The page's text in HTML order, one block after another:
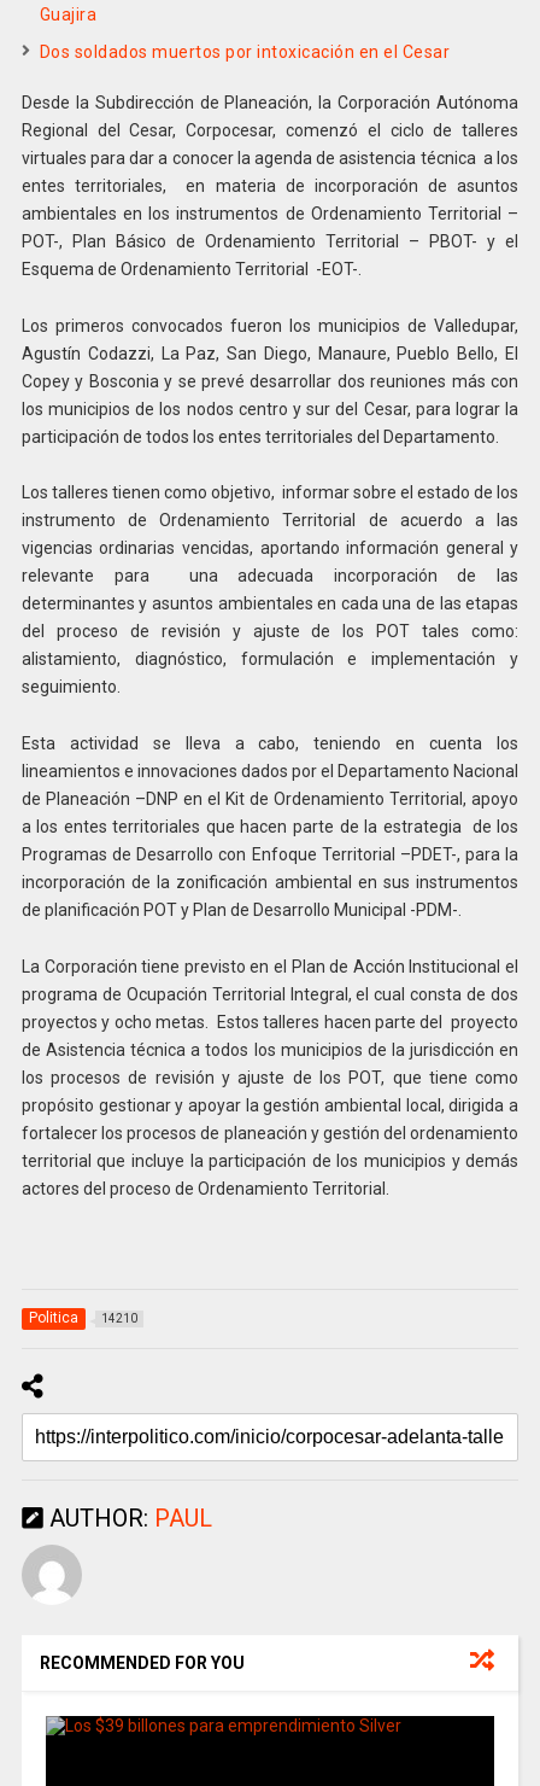
Guajira
Dos soldados muertos por intoxicación en el Cesar
Desde la Subdirección de Planeación, la Corporación Autónoma
Regional del Cesar, Corpocesar, comenzó el ciclo de talleres
virtuales para dar a conocer la agenda de asistencia técnica a los
entes territoriales, en materia de incorporación de asuntos
ambientales en los instrumentos de Ordenamiento Territorial –
POT-, Plan Básico de Ordenamiento Territorial – PBOT- y el
Esquema de Ordenamiento Territorial -EOT-.
Los primeros convocados fueron los municipios de Valledupar,
Agustín Codazzi, La Paz, San Diego, Manaure, Pueblo Bello, El
Copey y Bosconia y se prevé desarrollar dos reuniones más con
los municipios de los nodos centro y sur del Cesar, para lograr la
participación de todos los entes territoriales del Departamento.
Los talleres tienen como objetivo, informar sobre el estado de los
instrumento de Ordenamiento Territorial de acuerdo a las
vigencias ordinarias vencidas, aportando información general y
relevante para una adecuada incorporación de las
determinantes y asuntos ambientales en cada una de las etapas
del proceso de revisión y ajuste de los POT tales como:
alistamiento, diagnóstico, formulación e implementación y
seguimiento.
Esta actividad se lleva a cabo, teniendo en cuenta los
lineamientos e innovaciones dados por el Departamento Nacional
de Planeación –DNP en el Kit de Ordenamiento Territorial, apoyo
a los entes territoriales que hacen parte de la estrategia de los
Programas de Desarrollo con Enfoque Territorial –PDET-, para la
incorporación de la zonificación ambiental en sus instrumentos
de planificación POT y Plan de Desarrollo Municipal -PDM-.
La Corporación tiene previsto en el Plan de Acción Institucional el
programa de Ocupación Territorial Integral, el cual consta de dos
proyectos y ocho metas. Estos talleres hacen parte del proyecto
de Asistencia técnica a todos los municipios de la jurisdicción en
los procesos de revisión y ajuste de los POT, que tiene como
propósito gestionar y apoyar la gestión ambiental local, dirigida a
fortalecer los procesos de planeación y gestión del ordenamiento
territorial que incluye la participación de los municipios y demás
actores del proceso de Ordenamiento Territorial.
Politica 14210
AUTHOR: PAUL
RECOMMENDED FOR YOU